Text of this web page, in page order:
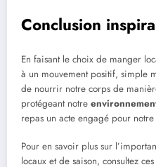
Conclusion
En faisant le choix de manger
à un mouvement positif, simple
de nourrir notre corps de
protégeant notre
repas un acte engagé pour
Pour en savoir plus sur
locaux et de saison, consultez